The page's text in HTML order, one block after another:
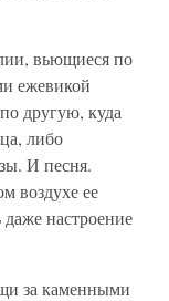
вьющиеся по
ежевикой
другую, куда
либо
И песня.
воздухе ее
настроение
за каменными